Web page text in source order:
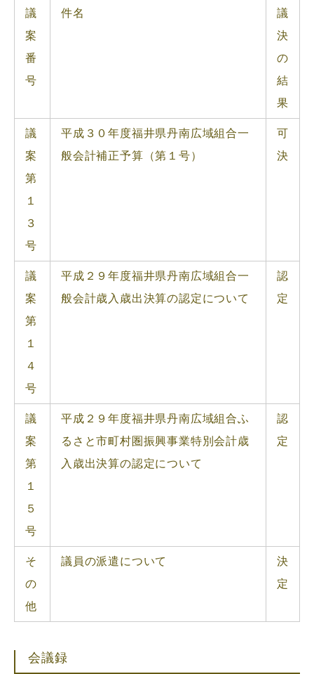
議
案
番
号
件名
議
決
の
結
果
議
案
第
１
３
号
平成３０年度福井県丹南広域組合一
般会計補正予算（第１号）
可
決
議
案
第
１
４
号
平成２９年度福井県丹南広域組合一
般会計歳入歳出決算の認定について
認
定
議
案
第
１
５
号
平成２９年度福井県丹南広域組合ふ
るさと市町村圏振興事業特別会計歳
入歳出決算の認定について
認
定
そ
の
他
議員の派遣について
決
定
会議録